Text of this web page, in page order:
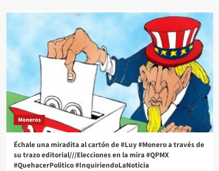
Moneros
Échale una miradita al cartón de #Luy #Monero a través de
su trazo editorial///Elecciones en la mira #QPMX
#QuehacerPolitico #InquiriendoLaNoticia